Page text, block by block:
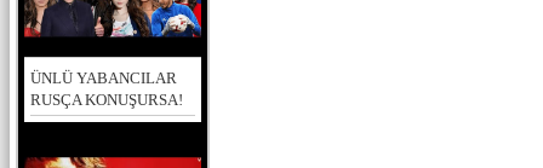
ÜNLÜ YABANCILAR
RUSÇA KONUŞURSA!